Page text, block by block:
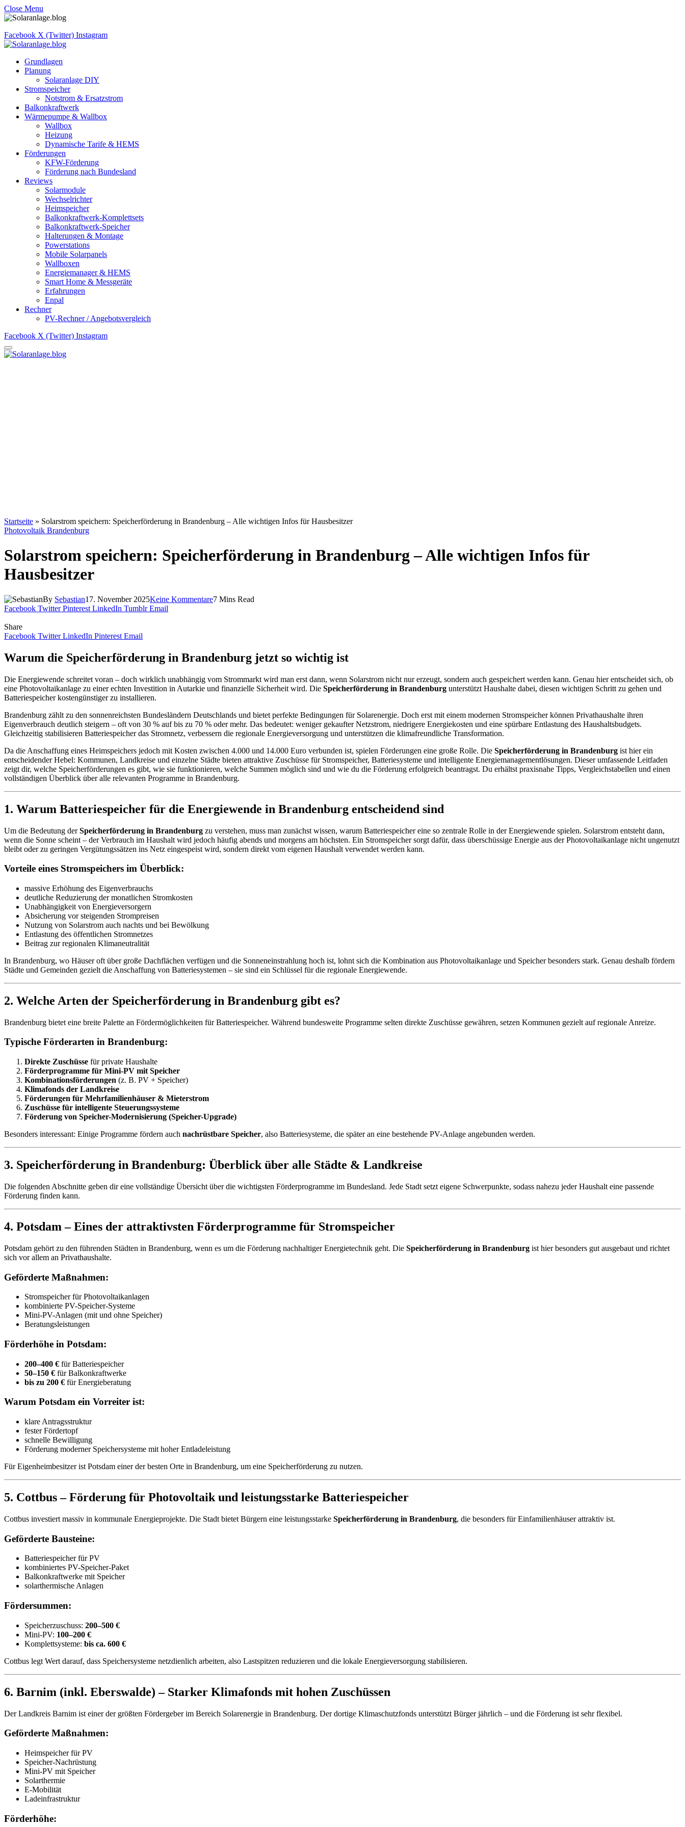
Close Menu
Facebook X (Twitter) Instagram
Grundlagen
Planung
Solaranlage DIY
Stromspeicher
Notstrom & Ersatzstrom
Balkonkraftwerk
Wärmepumpe & Wallbox
Wallbox
Heizung
Dynamische Tarife & HEMS
Förderungen
KFW-Förderung
Förderung nach Bundesland
Reviews
Solarmodule
Wechselrichter
Heimspeicher
Balkonkraftwerk-Komplettsets
Balkonkraftwerk-Speicher
Halterungen & Montage
Powerstations
Mobile Solarpanels
Wallboxen
Energiemanager & HEMS
Smart Home & Messgeräte
Erfahrungen
Enpal
Rechner
PV-Rechner / Angebotsvergleich
Facebook X (Twitter) Instagram
Startseite » Solarstrom speichern: Speicherförderung in Brandenburg – Alle wichtigen Infos für Hausbesitzer
Photovoltaik Brandenburg
Solarstrom speichern: Speicherförderung in Brandenburg – Alle wichtigen Infos für
Hausbesitzer
By Sebastian17. November 2025Keine Kommentare7 Mins Read
Facebook Twitter Pinterest LinkedIn Tumblr Email
Share
Facebook Twitter LinkedIn Pinterest Email
Warum die Speicherförderung in Brandenburg jetzt so wichtig ist
Die Energiewende schreitet voran – doch wirklich unabhängig vom Strommarkt wird man erst dann, wenn Solarstrom nicht nur erzeugt, sondern auch gespeichert werden kann. Genau hier entscheidet sich, ob
eine Photovoltaikanlage zu einer echten Investition in Autarkie und finanzielle Sicherheit wird. Die Speicherförderung in Brandenburg unterstützt Haushalte dabei, diesen wichtigen Schritt zu gehen und
Batteriespeicher kostengünstiger zu installieren.
Brandenburg zählt zu den sonnenreichsten Bundesländern Deutschlands und bietet perfekte Bedingungen für Solarenergie. Doch erst mit einem modernen Stromspeicher können Privathaushalte ihren
Eigenverbrauch deutlich steigern – oft von 30 % auf bis zu 70 % oder mehr. Das bedeutet: weniger gekaufter Netzstrom, niedrigere Energiekosten und eine spürbare Entlastung des Haushaltsbudgets.
Gleichzeitig stabilisieren Batteriespeicher das Stromnetz, verbessern die regionale Energieversorgung und unterstützen die klimafreundliche Transformation.
Da die Anschaffung eines Heimspeichers jedoch mit Kosten zwischen 4.000 und 14.000 Euro verbunden ist, spielen Förderungen eine große Rolle. Die Speicherförderung in Brandenburg ist hier ein
entscheidender Hebel: Kommunen, Landkreise und einzelne Städte bieten attraktive Zuschüsse für Stromspeicher, Batteriesysteme und intelligente Energiemanagementlösungen. Dieser umfassende Leitfaden
zeigt dir, welche Speicherförderungen es gibt, wie sie funktionieren, welche Summen möglich sind und wie du die Förderung erfolgreich beantragst. Du erhältst praxisnahe Tipps, Vergleichstabellen und einen
vollständigen Überblick über alle relevanten Programme in Brandenburg.
1. Warum Batteriespeicher für die Energiewende in Brandenburg entscheidend sind
Um die Bedeutung derSpeicherförderung in Brandenburg zu verstehen, muss man zunächst wissen, warum Batteriespeicher eine so zentrale Rolle in der Energiewende spielen. Solarstrom entsteht dann,
wenn die Sonne scheint – der Verbrauch im Haushalt wird jedoch häufig abends und morgens am höchsten. Ein Stromspeicher sorgt dafür, dass überschüssige Energie aus der Photovoltaikanlage nicht ungenutzt
bleibt oder zu geringen Vergütungssätzen ins Netz eingespeist wird, sondern direkt vom eigenen Haushalt verwendet werden kann.
Vorteile eines Stromspeichers im Überblick:
massive Erhöhung des Eigenverbrauchs
deutliche Reduzierung der monatlichen Stromkosten
Unabhängigkeit von Energieversorgern
Absicherung vor steigenden Strompreisen
Nutzung von Solarstrom auch nachts und bei Bewölkung
Entlastung des öffentlichen Stromnetzes
Beitrag zur regionalen Klimaneutralität
In Brandenburg, wo Häuser oft über große Dachflächen verfügen und die Sonneneinstrahlung hoch ist, lohnt sich die Kombination aus Photovoltaikanlage und Speicher besonders stark. Genau deshalb fördern
Städte und Gemeinden gezielt die Anschaffung von Batteriesystemen – sie sind ein Schlüssel für die regionale Energiewende.
2. Welche Arten der Speicherförderung in Brandenburg gibt es?
Brandenburg bietet eine breite Palette an Fördermöglichkeiten für Batteriespeicher. Während bundesweite Programme selten direkte Zuschüsse gewähren, setzen Kommunen gezielt auf regionale Anreize.
Typische Förderarten in Brandenburg:
Direkte Zuschüsse für private Haushalte
Förderprogramme für Mini-PV mit Speicher
Kombinationsförderungen (z. B. PV + Speicher)
Klimafonds der Landkreise
Förderungen für Mehrfamilienhäuser & Mieterstrom
Zuschüsse für intelligente Steuerungssysteme
Förderung von Speicher-Modernisierung (Speicher-Upgrade)
Besonders interessant: Einige Programme fördern auch nachrüstbare Speicher, also Batteriesysteme, die später an eine bestehende PV-Anlage angebunden werden.
3. Speicherförderung in Brandenburg: Überblick über alle Städte & Landkreise
Die folgenden Abschnitte geben dir eine vollständige Übersicht über die wichtigsten Förderprogramme im Bundesland. Jede Stadt setzt eigene Schwerpunkte, sodass nahezu jeder Haushalt eine passende
Förderung finden kann.
4. Potsdam – Eines der attraktivsten Förderprogramme für Stromspeicher
Potsdam gehört zu den führenden Städten in Brandenburg, wenn es um die Förderung nachhaltiger Energietechnik geht. Die Speicherförderung in Brandenburg ist hier besonders gut ausgebaut und richtet
sich vor allem an Privathaushalte.
Geförderte Maßnahmen:
Stromspeicher für Photovoltaikanlagen
kombinierte PV-Speicher-Systeme
Mini-PV-Anlagen (mit und ohne Speicher)
Beratungsleistungen
Förderhöhe in Potsdam:
200–400 € für Batteriespeicher
50–150 € für Balkonkraftwerke
bis zu 200 € für Energieberatung
Warum Potsdam ein Vorreiter ist:
klare Antragsstruktur
fester Fördertopf
schnelle Bewilligung
Förderung moderner Speichersysteme mit hoher Entladeleistung
Für Eigenheimbesitzer ist Potsdam einer der besten Orte in Brandenburg, um eine Speicherförderung zu nutzen.
5. Cottbus – Förderung für Photovoltaik und leistungsstarke Batteriespeicher
Cottbus investiert massiv in kommunale Energieprojekte. Die Stadt bietet Bürgern eine leistungsstarke Speicherförderung in Brandenburg, die besonders für Einfamilienhäuser attraktiv ist.
Geförderte Bausteine:
Batteriespeicher für PV
kombiniertes PV-Speicher-Paket
Balkonkraftwerke mit Speicher
solarthermische Anlagen
Fördersummen:
Speicherzuschuss: 200–500 €
Mini-PV: 100–200 €
Komplettsysteme: bis ca. 600 €
Cottbus legt Wert darauf, dass Speichersysteme netzdienlich arbeiten, also Lastspitzen reduzieren und die lokale Energieversorgung stabilisieren.
6. Barnim (inkl. Eberswalde) – Starker Klimafonds mit hohen Zuschüssen
Der Landkreis Barnim ist einer der größten Fördergeber im Bereich Solarenergie in Brandenburg. Der dortige Klimaschutzfonds unterstützt Bürger jährlich – und die Förderung ist sehr flexibel.
Geförderte Maßnahmen:
Heimspeicher für PV
Speicher-Nachrüstung
Mini-PV mit Speicher
Solarthermie
E-Mobilität
Ladeinfrastruktur
Förderhöhe: